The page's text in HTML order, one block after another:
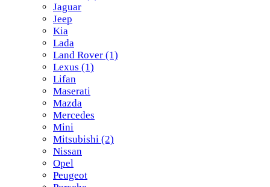
Jaguar
Jeep
Kia
Lada
Land Rover (1)
Lexus (1)
Lifan
Maserati
Mazda
Mercedes
Mini
Mitsubishi (2)
Nissan
Opel
Peugeot